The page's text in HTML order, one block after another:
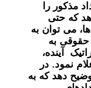
مذکور را
که حتی
می توان به
حقوقی به
آینده،
نمود. در
دهد که به